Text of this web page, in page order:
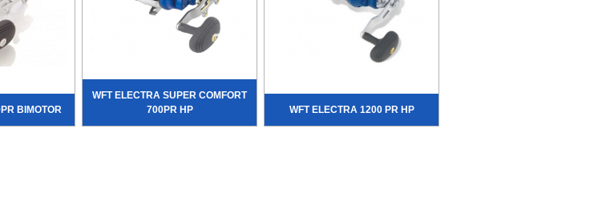
BIMOTOR
WFT ELECTRA SUPER COMFORT
700PR HP
WFT ELECTRA 1200 PR HP